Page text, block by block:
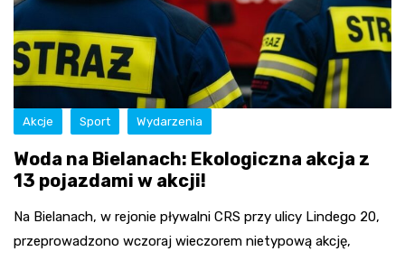
Akcje Sport Wydarzenia
Woda na Bielanach: Ekologiczna akcja z
13 pojazdami w akcji!
Na Bielanach, w rejonie pływalni CRS przy ulicy Lindego 20,
przeprowadzono wczoraj wieczorem nietypową akcję,